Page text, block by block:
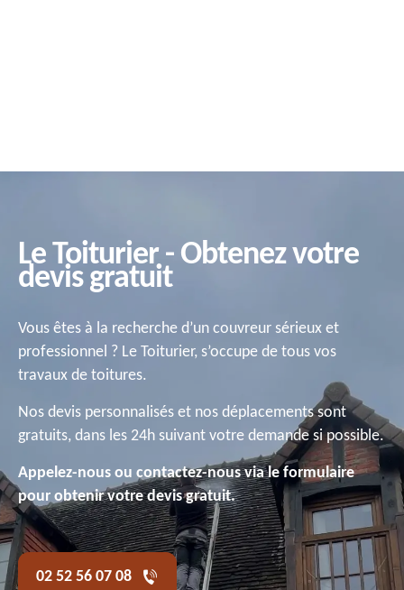
Le Toiturier - Obtenez votre
devis gratuit
Vous êtes à la recherche d’un couvreur sérieux et
professionnel ? Le Toiturier, s’occupe de tous vos
travaux de toitures.
Nos devis personnalisés et nos déplacements sont
gratuits, dans les 24h suivant votre demande si possible.
Appelez-nous ou contactez-nous via le formulaire
pour obtenir votre devis gratuit.
02 52 56 07 08